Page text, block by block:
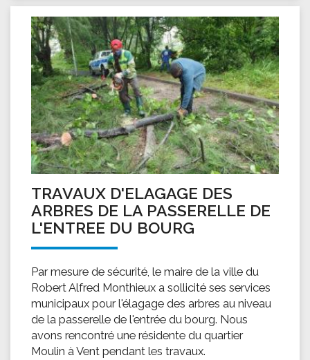
TRAVAUX D'ELAGAGE DES
ARBRES DE LA PASSERELLE DE
L'ENTREE DU BOURG
Par mesure de sécurité, le maire de la ville du
Robert Alfred Monthieux a sollicité ses services
municipaux pour l'élagage des arbres au niveau
de la passerelle de l'entrée du bourg. Nous
avons rencontré une résidente du quartier
Moulin à Vent pendant les travaux.